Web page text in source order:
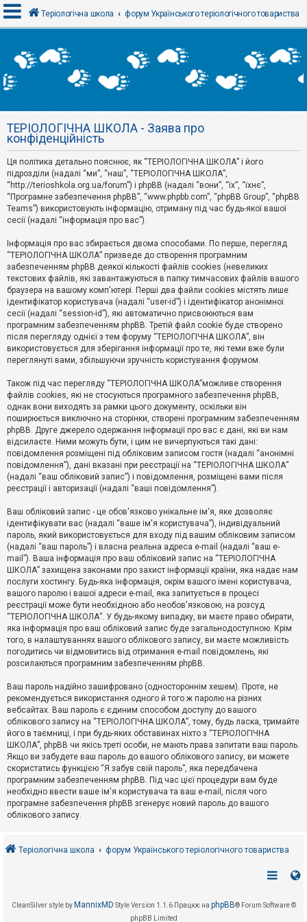
х
і
Р
е
с
т
р
а
ц
і
я
Т
е
м
и
б
е
з
в
і
д
о
і
д
е
й
А
т
и
в
е
м
и
П
о
ш
у
Д
о
м
о
г
Теріологічна школа форум Українського теріологічного товариства
ТЕРІОЛОГІЧНА ШКОЛА - Заява про
конфіденційність
Ця політика детально пояснює, як “ТЕРІОЛОГІЧНА ШКОЛА” і його
підрозділи (надалі “ми”, “наш”, “ТЕРІОЛОГІЧНА ШКОЛА”,
“http://terioshkola.org.ua/forum”) і phpBB (надалі “вони”, “їх”, “їхнє”,
“Програмне забезпечення phpBB”, “www.phpbb.com”, “phpBB Group”, “phpBB
Teams”) використовують інформацію, отриману під час будь-якої вашої
сесії (надалі “інформація про вас”).
Інформація про вас збирається двома способами. По перше, перегляд
“ТЕРІОЛОГІЧНА ШКОЛА” призведе до створення програмним
забезпеченням phpBB деякої кількості файлів cookies (невеликих
текстових файлів, які завантажуються в папку тимчасових файлів вашого
браузера на вашому комп'ютері. Перші два файли cookies містять лише
ідентифікатор користувача (надалі “user-id”) і ідентифікатор анонімної
сесії (надалі “session-id”), які автоматично присвоюються вам
програмним забезпеченням phpBB. Третій файл cookie буде створено
після перегляду однієї з тем форуму “ТЕРІОЛОГІЧНА ШКОЛА”, він
використовується для зберігання інформації про те, які теми вже були
переглянуті вами, збільшуючи зручність користування форумом.
Також під час перегляду “ТЕРІОЛОГІЧНА ШКОЛА”можливе створення
файлів cookies, які не стосуються програмного забезпечення phpBB,
однак вони виходять за рамки цього документу, оскільки він
поширюється виключно на сторінки, створені програмним забезпеченням
phpBB. Друге джерело одержання інформації про вас є дані, які ви нам
відсилаєте. Ними можуть бути, і цим не вичерпуються такі дані:
повідомлення розміщені під обліковим записом гостя (надалі “анонімні
повідомлення”), дані вказані при реєстрації на “ТЕРІОЛОГІЧНА ШКОЛА”
(надалі “ваш обліковий запис”) і повідомлення, розміщені вами після
реєстрації і авторизації (надалі “ваші повідомлення”).
Ваш обліковий запис - це обов'язково унікальне ім'я, яке дозволяє
ідентифікувати вас (надалі “ваше ім'я користувача”), індивідуальний
пароль, який використовується для входу під вашим обліковим записом
(надалі “ваш пароль”) і власна реальна адреса e-mail (надалі “ваш e-
mail”). Ваша інформація про ваш обліковий запис на “ТЕРІОЛОГІЧНА
ШКОЛА” захищена законами про захист інформації країни, яка надає нам
послуги хостингу. Будь-яка інформація, окрім вашого імені користувача,
вашого паролю і вашої адреси e-mail, яка запитується в процесі
реєстрації може бути необхідною або необов'язковою, на розсуд
“ТЕРІОЛОГІЧНА ШКОЛА”. У будь-якому випадку, ви маєте право обирати,
яка інформація про ваш обліковий запис буде загальнодоступною. Крім
того, в налаштуваннях вашого облікового запису, ви маєте можливість
погодитись чи відмовитись від отримання e-mail повідомлень, які
розсилаються програмним забезпеченням phpBB.
Ваш пароль надійно зашифровано (одностороннім хешем). Проте, не
рекомендується використання одного й того ж паролю на різних
вебсайтах. Ваш пароль є єдиним способом доступу до вашого
облікового запису на “ТЕРІОЛОГІЧНА ШКОЛА”, тому, будь ласка, тримайте
його в таємниці, і при будь-яких обставинах ніхто з “ТЕРІОЛОГІЧНА
ШКОЛА”, phpBB чи якісь треті особи, не мають права запитати ваш пароль.
Якщо ви забудете ваш пароль до вашого облікового запису, ви можете
скористатись функцією “Я забув свій пароль”, яка передбачена
програмним забезпеченням phpBB. Під час цієї процедури вам буде
необхідно ввести ваше ім'я користувача та ваш e-mail, після чого
програмне забезпечення phpBB згенерує новий пароль до вашого
облікового запису.
Теріологічна школа форум Українського теріологічного товариства
CleanSilver style by MannixMD Style Version 1.1.6 Працює на phpBB® Forum Software ©
phpBB Limited